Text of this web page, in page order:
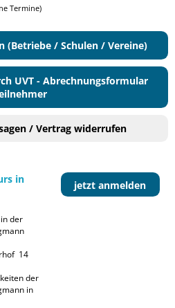
Termine)
(Betriebe / Schulen / Vereine)
UVT - Abrechnungsformular
/ Vertrag widerrufen
in
der
14
der
in
jetzt anmelden